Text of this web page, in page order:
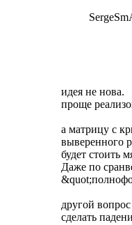
идея не нова.
проще
а матрицу с
выверенного
будет стоить
Даже по
другой
сделать